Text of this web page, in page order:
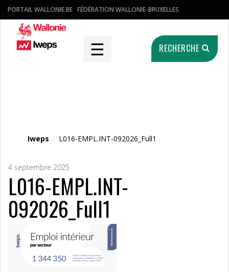
PORTAIL WALLONIE.BE FÉDÉRATION WALLONIE-BRUXELLES
☰ RECHERCHE
Iweps / L016-EMPL.INT-092026_Full1
4 septembre 2025
L016-EMPL.INT-
092026_Full1